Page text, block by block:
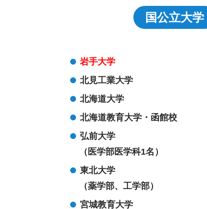
国公立大学
岩手大学
北見工業大学
北海道大学
北海道教育大学・函館校
弘前大学
（医学部医学科1名）
東北大学
（薬学部、工学部）
宮城教育大学